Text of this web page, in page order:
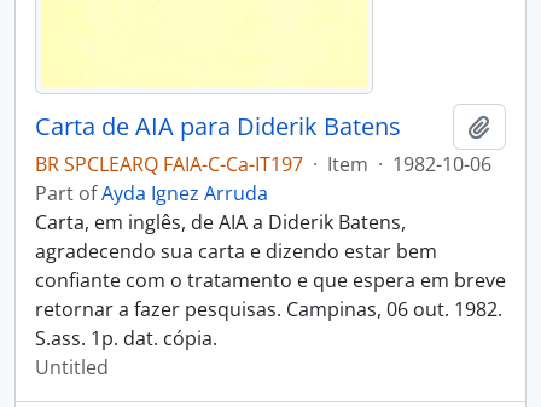
Carta de AIA para Diderik Batens
BR SPCLEARQ FAIA-C-Ca-IT197 · Item · 1982-10-06
Part ofAyda Ignez Arruda
Carta, em inglês, de AIA a Diderik Batens,
agradecendo sua carta e dizendo estar bem
confiante com o tratamento e que espera em breve
retornar a fazer pesquisas. Campinas, 06 out. 1982.
S.ass. 1p. dat. cópia.
Untitled